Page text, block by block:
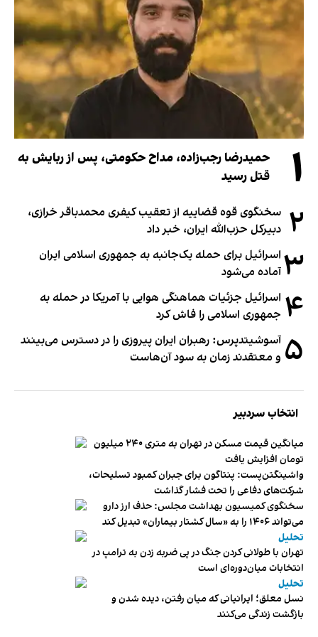
۱
حمیدرضا رجب‌زاده، مداح حکومتی، پس از ربایش به
قتل رسید
۲ سخنگوی قوه قضاییه از تعقیب کیفری محمدباقر خرازی،
دبیر‌کل حزب‌الله ایران، خبر داد
۳ اسرائیل برای حمله یک‌جانبه به جمهوری اسلامی ایران
آماده می‌شود
۴ اسرائیل جزئیات هماهنگی هوایی با آمریکا در حمله به
جمهوری اسلامی را فاش کرد
۵ آسوشیتدپرس: رهبران ایران پیروزی را در دسترس می‌بینند
و معتقدند زمان به سود آن‌هاست
انتخاب سردبیر
میانگین قیمت مسکن در تهران به متری ۲۴۰ میلیون
تومان افزایش یافت
واشینگتن‌پست: پنتاگون برای جبران کمبود تسلیحات،
شرکت‌های دفاعی را تحت فشار گذاشت
سخنگوی کمیسیون بهداشت مجلس: حذف ارز دارو
می‌تواند ۱۴۰۶ را به «سال کشتار بیماران» تبدیل کند
تحلیل
تهران با طولانی کردن جنگ در پی ضربه زدن به ترامپ در
انتخابات میان‌دوره‌ای است
تحلیل
نسل معلق؛ ایرانیانی که میان رفتن، دیده شدن و
بازگشت زندگی می‌کنند